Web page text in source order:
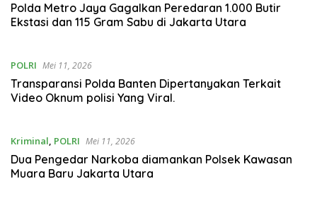
Polda Metro Jaya Gagalkan Peredaran 1.000 Butir
Ekstasi dan 115 Gram Sabu di Jakarta Utara
POLRI Mei 11, 2026
Transparansi Polda Banten Dipertanyakan Terkait
Video Oknum polisi Yang Viral.
Kriminal, POLRI Mei 11, 2026
Dua Pengedar Narkoba diamankan Polsek Kawasan
Muara Baru Jakarta Utara